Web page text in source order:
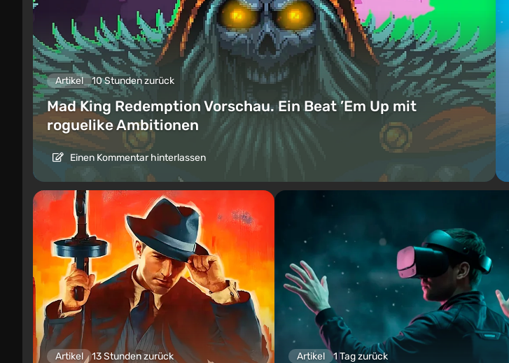
Artikel 10 Stunden zurück
Mad King Redemption Vorschau. Ein Beat ’Em Up mit
roguelike Ambitionen
Einen Kommentar hinterlassen
Artikel 13 Stunden zurück Artikel 1 Tag zurück